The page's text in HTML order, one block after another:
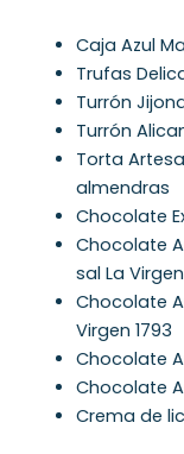
Caja Azul
Trufas
Turrón
Turrón
Torta
almendras
Chocolate
Chocolate
sal La
Chocolate
Virgen 1793
Chocolate
Chocolate
Crema de